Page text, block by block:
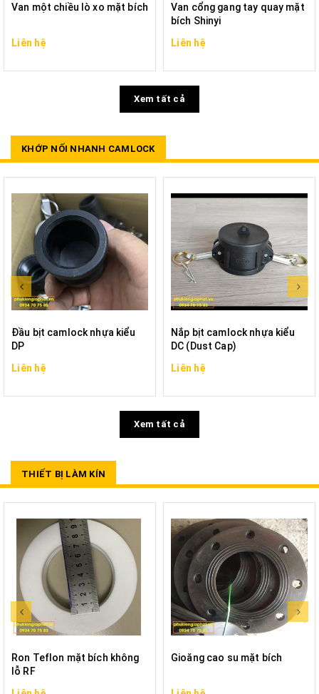
Van một chiều lò xo mặt bích
Liên hệ
Van cổng gang tay quay mặt
bích Shinyi
Liên hệ
Xem tất cả
KHỚP NỐI NHANH CAMLOCK
Đầu bịt camlock nhựa kiểu
DP
Liên hệ
Nắp bịt camlock nhựa kiểu
DC (Dust Cap)
Liên hệ
Xem tất cả
THIẾT BỊ LÀM KÍN
Ron Teflon mặt bích không
lỗ RF
Gioăng cao su mặt bích